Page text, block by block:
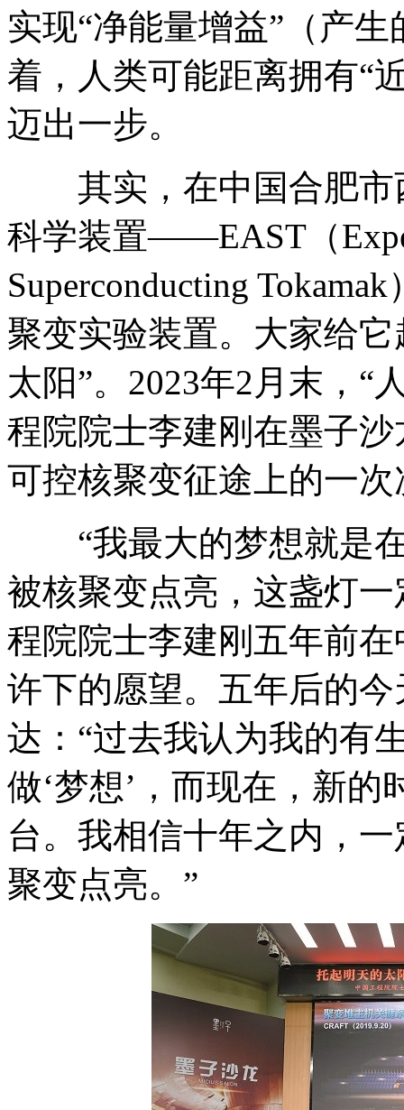
实现“净能量增益”（产
着，人类可能距离拥有“
迈出一步。
其实，在中国合肥市
科学装置——EAST（
Superconducting
聚变实验装置。大家给
太阳”。2023年2月末，“
程院院士李建刚在墨子
可控核聚变征途上的一
“我最大的梦想就是在
被核聚变点亮，这盏灯
程院院士李建刚五年前
许下的愿望。五年后的
达：“过去我认为我的有
做‘梦想’，而现在，新
台。我相信十年之内，
聚变点亮。”